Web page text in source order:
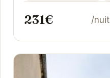
231€ /nuit